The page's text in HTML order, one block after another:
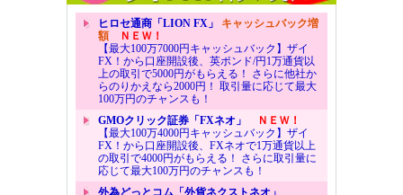
ヒロセ通商「LION FX」 キャッシュバック増
額ＮＥＷ！
【最大100万7000円キャッシュバック】ザイ
FX！から口座開設後、英ポンド/円1万通貨以
上の取引で5000円がもらえる！ さらに他社か
らのりかえなら2000円！ 取引量に応じて最大
100万円のチャンスも！
GMOクリック証券「FXネオ」
ＮＥＷ！
【最大100万4000円キャッシュバック】ザイ
FX！から口座開設後、FXネオで1万通貨以上
の取引で4000円がもらえる！ さらに取引量に
応じて最大100万円のチャンスも！
外為どっとコム「外貨ネクストネオ」